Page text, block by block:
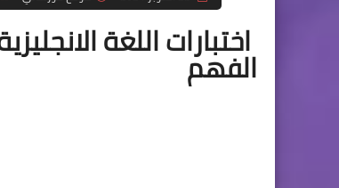
اختبارات اللغة
الفهم